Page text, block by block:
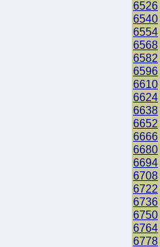
6526
6540
6554
6568
6582
6596
6610
6624
6638
6652
6666
6680
6694
6708
6722
6736
6750
6764
6778